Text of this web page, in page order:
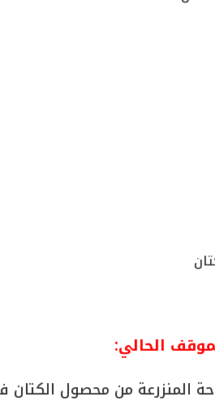
الحالي:
من محصول الكتان في 2021 بلغت 30 ألف